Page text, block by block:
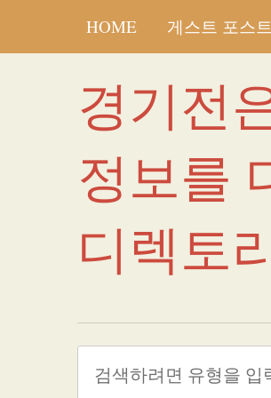
HOME 게스트 포스트
경기전
정보를
디렉토